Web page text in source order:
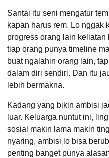
Santai itu seni mengatur
kapan harus rem. Lo nggak
progress orang lain
tiap orang punya timeline
buat ngalahin orang lain,
dalam diri sendiri. Dan itu
lebih bermakna.
Kadang yang bikin ambisi
luar. Keluarga nuntut ini,
sosial makin lama makin
nyaring, ambisi lo bisa
penting banget punya